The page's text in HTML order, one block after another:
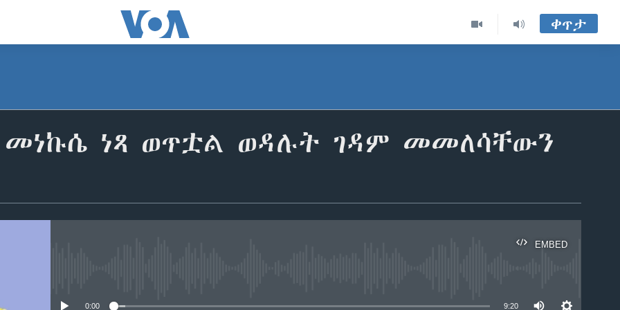
ቀጥታ
ነጻ ወጥቷል ወዳሉት ገዳም መመለሳቸውን
EMBED
0:00 9:20